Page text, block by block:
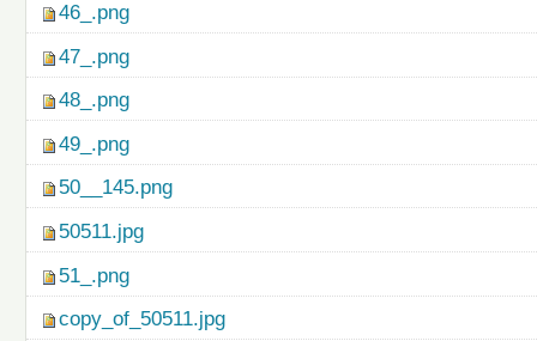
46_.png
47_.png
48_.png
49_.png
50__145.png
50511.jpg
51_.png
copy_of_50511.jpg